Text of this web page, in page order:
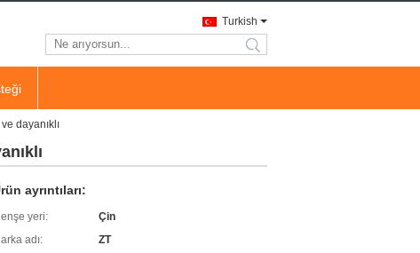
Turkish
search
dayanıklı
ayrıntıları:
yeri:
Çin
adı:
ZT